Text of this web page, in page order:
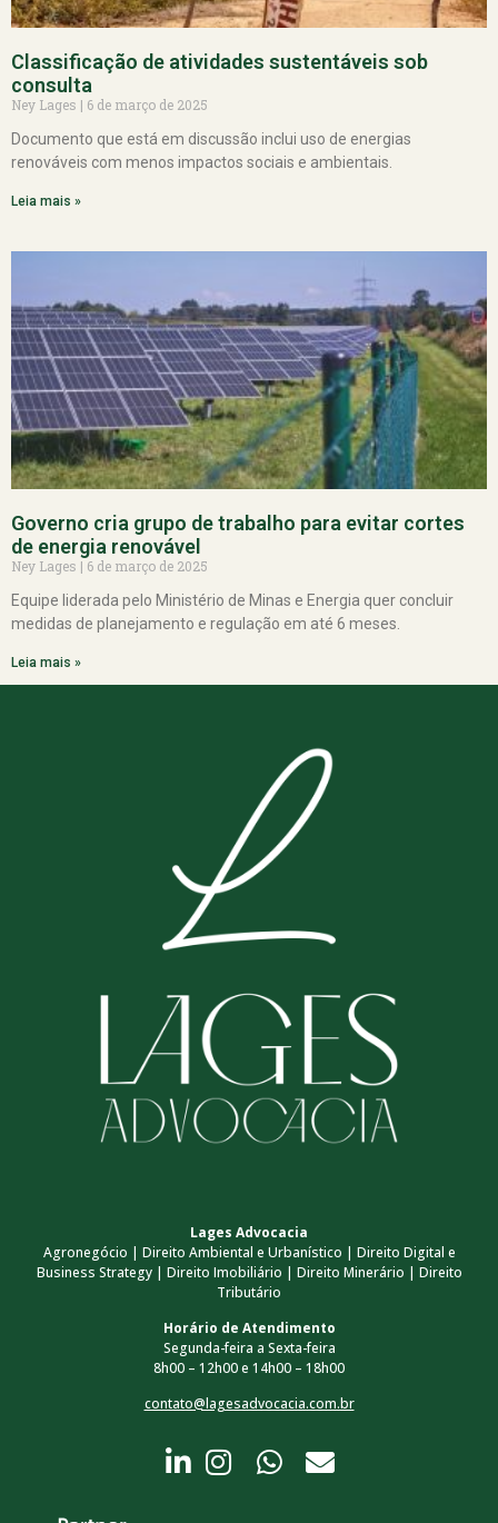
Classificação de atividades sustentáveis sob
consulta
Ney Lages
6 de março de 2025
Documento que está em discussão inclui uso de energias
renováveis com menos impactos sociais e ambientais.
Leia mais »
Governo cria grupo de trabalho para evitar cortes
de energia renovável
Ney Lages
6 de março de 2025
Equipe liderada pelo Ministério de Minas e Energia quer concluir
medidas de planejamento e regulação em até 6 meses.
Leia mais »
Lages Advocacia
Agronegócio | Direito Ambiental e Urbanístico | Direito Digital e
Business Strategy | Direito Imobiliário | Direito Minerário | Direito
Tributário
Horário de Atendimento
Segunda-feira a Sexta-feira
8h00 – 12h00 e 14h00 – 18h00
contato@lagesadvocacia.com.br